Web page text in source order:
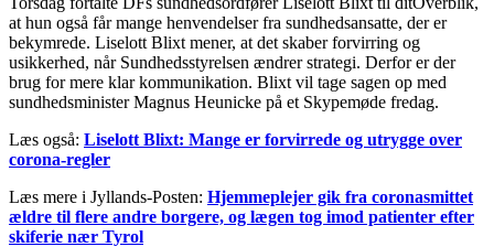
at hun også får mange henvendelser fra sundhedsansatte, der er
bekymrede. Liselott Blixt mener, at det skaber forvirring og
usikkerhed, når Sundhedsstyrelsen ændrer strategi. Derfor er der
brug for mere klar kommunikation. Blixt vil tage sagen op med
sundhedsminister Magnus Heunicke på et Skypemøde fredag.
Læs også: Liselott Blixt: Mange er forvirrede og utrygge over
corona-regler
Læs mere i Jyllands-Posten: Hjemmeplejer gik fra coronasmittet
ældre til flere andre borgere, og lægen tog imod patienter efter
skiferie nær Tyrol